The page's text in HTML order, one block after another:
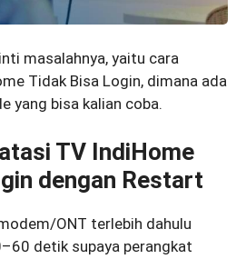
masalahnya, yaitu cara
Tidak Bisa Login, dimana ada
yang bisa kalian coba.
TV IndiHome
dengan Restart
ONT terlebih dahulu
detik supaya perangkat